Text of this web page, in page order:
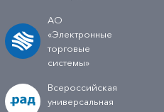
АО
«Электронные
торговые
системы»
Всероссийская
универсальная